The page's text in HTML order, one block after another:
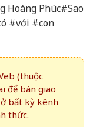
Hoàng Phúc#Sao
#với #con
(thuộc
để bán giao
bất kỳ kênh
thức.